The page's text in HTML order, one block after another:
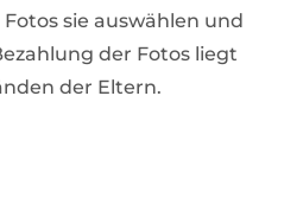
sie auswählen und
der Fotos liegt
der Eltern.